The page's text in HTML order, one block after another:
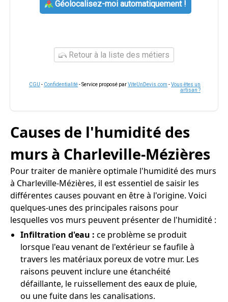
Géolocalisez-moi automatiquement !
Retour à la liste des métiers
CGU - Confidentialité- Service proposé parViteUnDevis.com -Vous êtes un
artisan ?
Causes de l'humidité des
murs à Charleville-Mézières
Pour traiter de manière optimale l'humidité des murs
à Charleville-Mézières, il est essentiel de saisir les
différentes causes pouvant en être à l'origine. Voici
quelques-unes des principales raisons pour
lesquelles vos murs peuvent présenter de l'humidité :
Infiltration d'eau : ce problème se produit
lorsque l'eau venant de l'extérieur se faufile à
travers les matériaux poreux de votre mur. Les
raisons peuvent inclure une étanchéité
défaillante, le ruissellement des eaux de pluie,
ou une fuite dans les canalisations.